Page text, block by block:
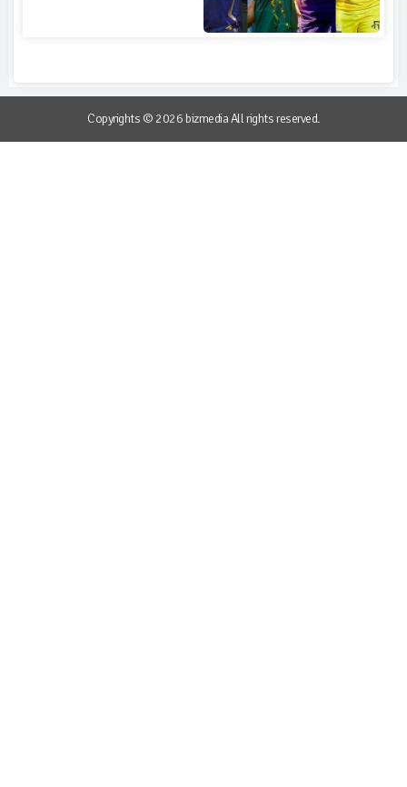
Copyrights © 2026 bizmedia All rights reserved.